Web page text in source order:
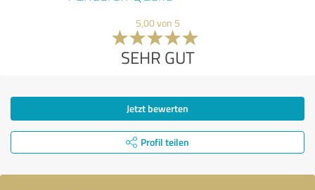
5,00 von 5
SEHR GUT
Jetzt bewerten
Profil teilen